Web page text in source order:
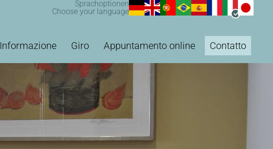
Sprachoptionen
Choose your language
Informazione Giro Appuntamento online Contatto